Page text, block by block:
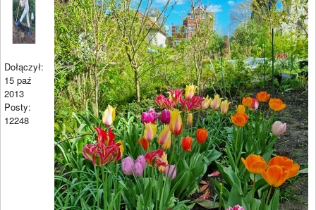
Dołączył:
15 paź
2013
Posty:
12248